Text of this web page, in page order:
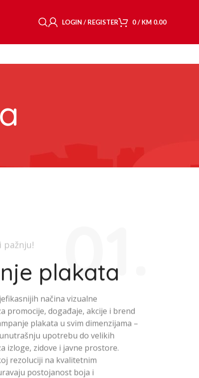
LOGIN / REGISTER 0/ KM 0.00
01.
plakata
načina vizualne
promocije, događaje, akcije i brend
plakata u svim dimenzijama –
upotrebu do velikih
izloge, zidove i javne prostore.
rezoluciji na kvalitetnim
postojanost boja i